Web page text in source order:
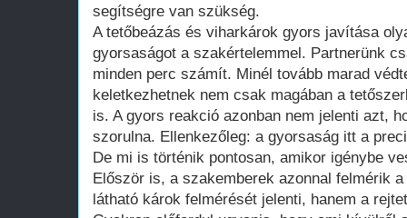
segítségre van szükség.
A tetőbeázás és viharkárok gyors javítása
gyorsaságot a szakértelemmel. Partnerünk
minden perc számít. Minél tovább marad
keletkezhetnek nem csak magában a
is. A gyors reakció azonban nem jelenti azt,
szorulna. Ellenkezőleg: a gyorsaság itt a
De mi is történik pontosan, amikor igénybe
Először is, a szakemberek azonnal felmérik
látható károk felmérését jelenti, hanem a